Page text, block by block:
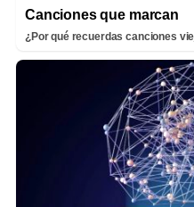
Canciones que marcan
¿Por qué recuerdas canciones